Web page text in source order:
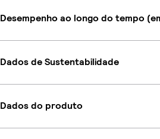
Desempenho ao longo do tempo
Dados de Sustentabilidade
Dados do produto